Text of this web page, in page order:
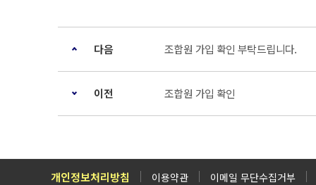
다음 조합원 가입 확인 부탁드립니다.
이전 조합원 가입 확인
개인정보처리방침 이용약관 이메일 무단수집거부